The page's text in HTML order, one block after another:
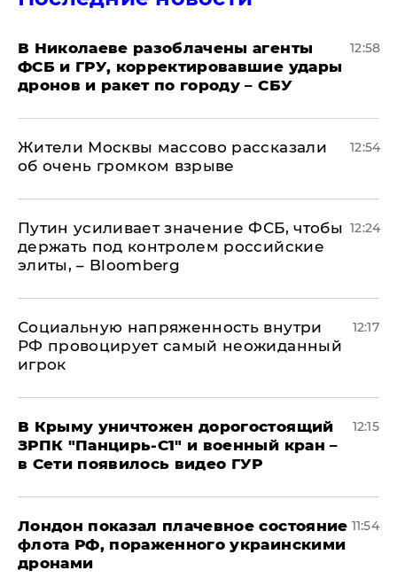
В Николаеве разоблачены агенты
ФСБ и ГРУ, корректировавшие удары
дронов и ракет по городу – СБУ
12:58
Жители Москвы массово рассказали
об очень громком взрыве
12:54
Путин усиливает значение ФСБ, чтобы
держать под контролем российские
элиты, – Bloomberg
12:24
Социальную напряженность внутри
РФ провоцирует самый неожиданный
игрок
12:17
В Крыму уничтожен дорогостоящий
ЗРПК "Панцирь-С1" и военный кран –
в Сети появилось видео ГУР
12:15
Лондон показал плачевное состояние
флота РФ, пораженного украинскими
дронами
11:54